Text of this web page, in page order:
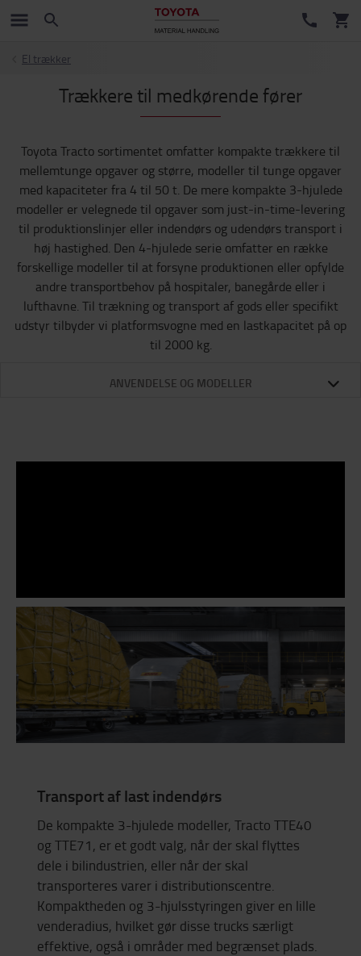
El trækker
Trækkere til medkørende fører
Toyota Tracto sortimentet omfatter kompakte trækkere til
mellemtunge opgaver og større, modeller til tunge opgaver
med kapaciteter fra 4 til 50 t. De mere kompakte 3-hjulede
modeller er velegnede til opgaver som just-in-time-levering
til produktionslinjer eller indendørs og udendørs transport i
høj hastighed. Den 4-hjulede serie omfatter en række
forskellige modeller til at forsyne produktionen eller opfylde
andre transportbehov på hospitaler, banegårde eller i
lufthavne. Til trækning og transport af gods eller specifikt
udstyr tilbyder vi platformsvogne med en lastkapacitet på op
til 2000 kg.
ANVENDELSE OG MODELLER
Transport af last indendørs
De kompakte 3-hjulede modeller, Tracto TTE40
og TTE71, er et godt valg, når der skal flyttes
dele i bilindustrien, eller når der skal
transporteres varer i distributionscentre.
Kompaktheden og 3-hjulsstyringen giver en lille
venderadius, hvilket gør disse trucks særligt
effektive, også i områder med begrænset plads.